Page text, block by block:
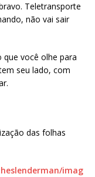
Teletransporte
não vai sair
que você olhe para
seu lado, com
das folhas
imag